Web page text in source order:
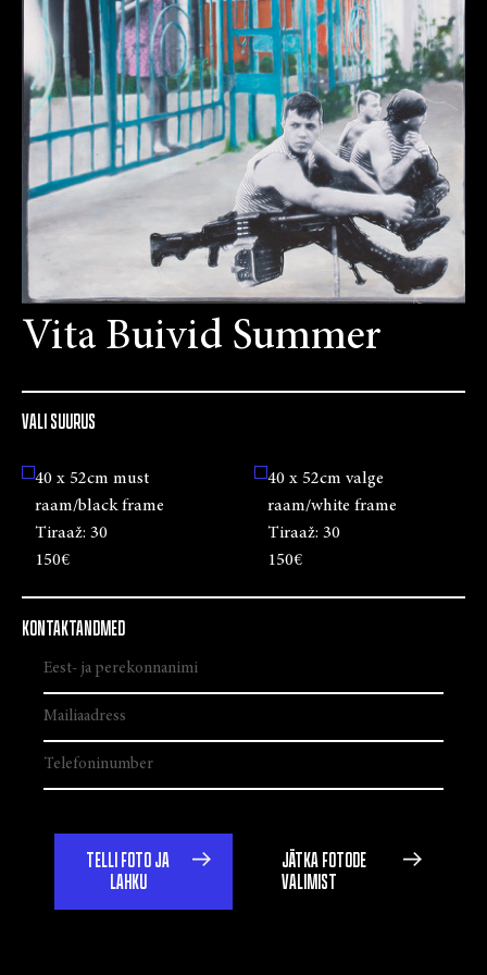
Vita Buivid Summer
VALI SUURUS
40 x 52cm must
raam/black frame
Tiraaž: 30
150€
40 x 52cm valge
raam/white frame
Tiraaž: 30
150€
KONTAKTANDMED
TELLI FOTO JA
LAHKU
JÄTKA FOTODE
VALIMIST